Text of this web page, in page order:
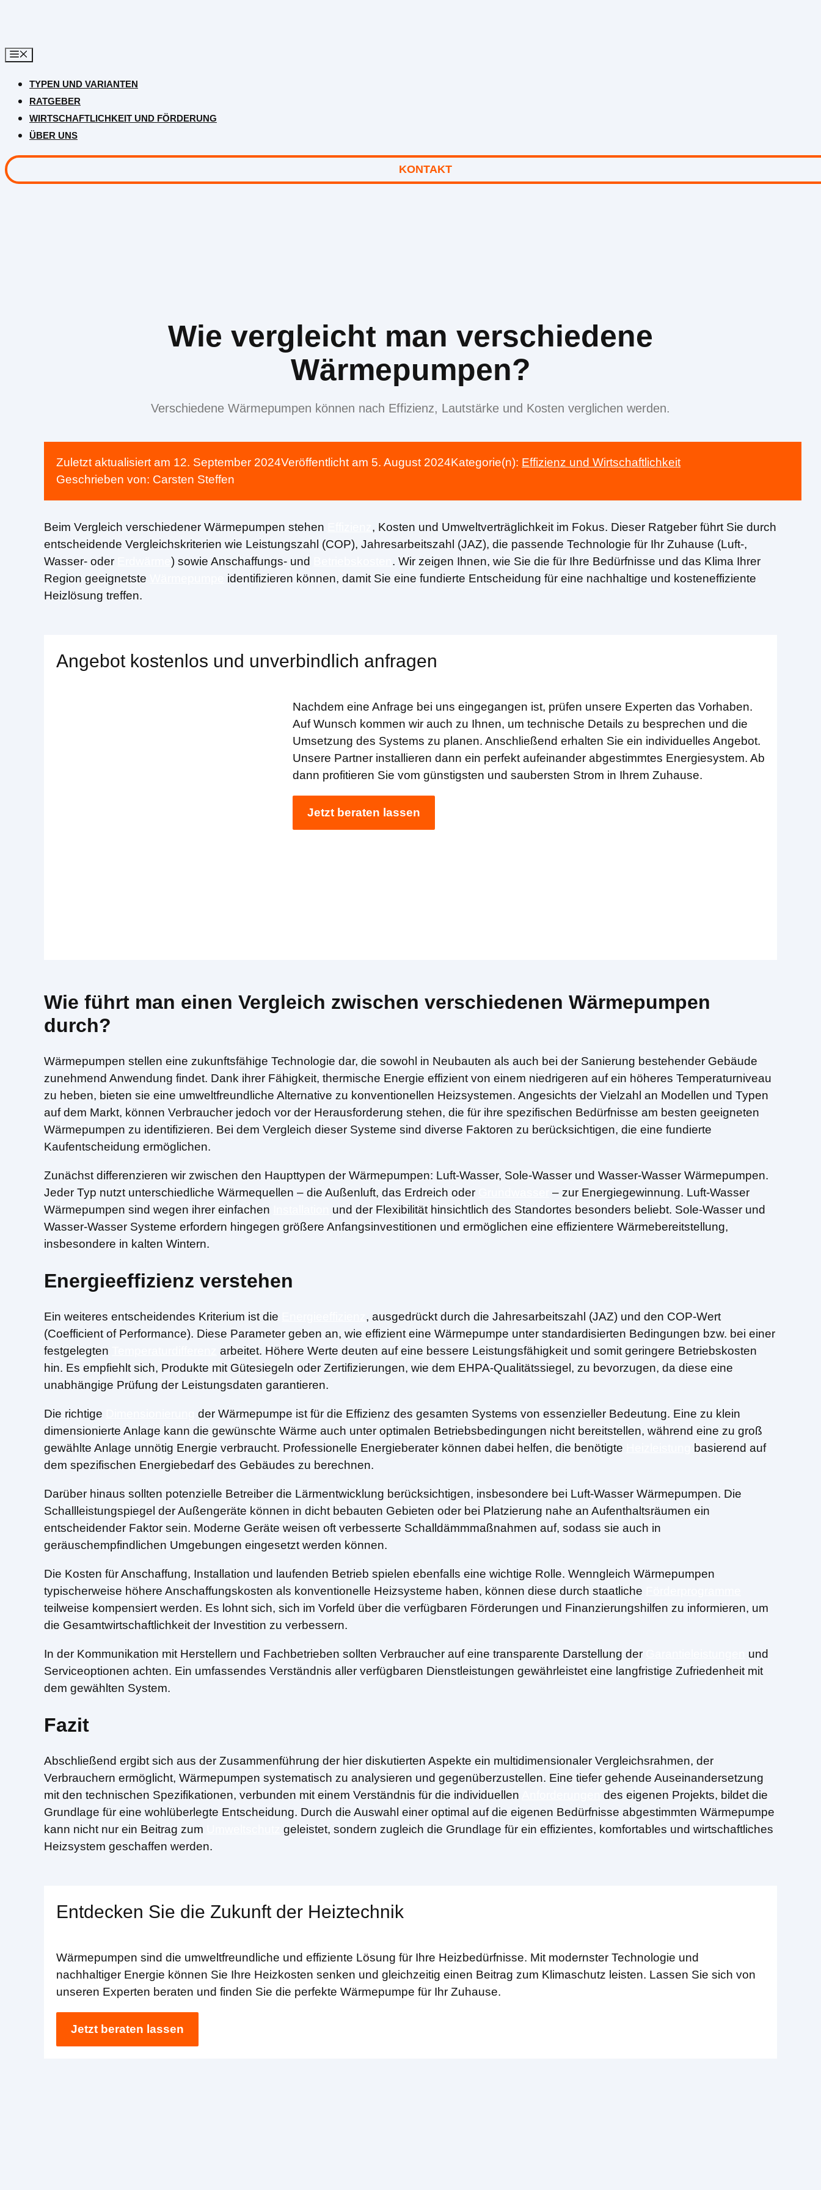
springen
TYPEN UND VARIANTEN
RATGEBER
WIRTSCHAFTLICHKEIT UND FÖRDERUNG
ÜBER UNS
KONTAKT
Wie vergleicht man verschiedene
Wärmepumpen?
Verschiedene Wärmepumpen können nach Effizienz, Lautstärke und Kosten verglichen werden.
Zuletzt aktualisiert am 12. September 2024Veröffentlicht am 5. August 2024Kategorie(n): Effizienz und Wirtschaftlichkeit
Geschrieben von: Carsten Steffen
Beim Vergleich verschiedener Wärmepumpen stehen
, Kosten und Umweltverträglichkeit im Fokus. Dieser Ratgeber führt Sie durch
entscheidende Vergleichskriterien wie Leistungszahl (COP), Jahresarbeitszahl (JAZ), die passende Technologie für Ihr Zuhause (Luft-,
Wasser- oder
) sowie Anschaffungs- und
. Wir zeigen Ihnen, wie Sie die für Ihre Bedürfnisse und das Klima Ihrer
Region geeignetste
identifizieren können, damit Sie eine fundierte Entscheidung für eine nachhaltige und kosteneffiziente
Heizlösung treffen.
Angebot kostenlos und unverbindlich anfragen
Nachdem eine Anfrage bei uns eingegangen ist, prüfen unsere Experten das Vorhaben.
Auf Wunsch kommen wir auch zu Ihnen, um technische Details zu besprechen und die
Umsetzung des Systems zu planen. Anschließend erhalten Sie ein individuelles Angebot.
Unsere Partner installieren dann ein perfekt aufeinander abgestimmtes Energiesystem. Ab
dann profitieren Sie vom günstigsten und saubersten Strom in Ihrem Zuhause.
Jetzt beraten lassen
Wie führt man einen Vergleich zwischen verschiedenen Wärmepumpen
durch?
Wärmepumpen stellen eine zukunftsfähige Technologie dar, die sowohl in Neubauten als auch bei der Sanierung bestehender Gebäude
zunehmend Anwendung findet. Dank ihrer Fähigkeit, thermische Energie effizient von einem niedrigeren auf ein höheres Temperaturniveau
zu heben, bieten sie eine umweltfreundliche Alternative zu konventionellen Heizsystemen. Angesichts der Vielzahl an Modellen und Typen
auf dem Markt, können Verbraucher jedoch vor der Herausforderung stehen, die für ihre spezifischen Bedürfnisse am besten geeigneten
Wärmepumpen zu identifizieren. Bei dem Vergleich dieser Systeme sind diverse Faktoren zu berücksichtigen, die eine fundierte
Kaufentscheidung ermöglichen.
Zunächst differenzieren wir zwischen den Haupttypen der Wärmepumpen: Luft-Wasser, Sole-Wasser und Wasser-Wasser Wärmepumpen.
Jeder Typ nutzt unterschiedliche Wärmequellen – die Außenluft, das Erdreich oder
– zur Energiegewinnung. Luft-Wasser
Wärmepumpen sind wegen ihrer einfachen
und der Flexibilität hinsichtlich des Standortes besonders beliebt. Sole-Wasser und
Wasser-Wasser Systeme erfordern hingegen größere Anfangsinvestitionen und ermöglichen eine effizientere Wärmebereitstellung,
insbesondere in kalten Wintern.
Energieeffizienz verstehen
Ein weiteres entscheidendes Kriterium ist die
, ausgedrückt durch die Jahresarbeitszahl (JAZ) und den COP-Wert
(Coefficient of Performance). Diese Parameter geben an, wie effizient eine Wärmepumpe unter standardisierten Bedingungen bzw. bei einer
festgelegten
arbeitet. Höhere Werte deuten auf eine bessere Leistungsfähigkeit und somit geringere Betriebskosten
hin. Es empfiehlt sich, Produkte mit Gütesiegeln oder Zertifizierungen, wie dem EHPA-Qualitätssiegel, zu bevorzugen, da diese eine
unabhängige Prüfung der Leistungsdaten garantieren.
Die richtige
der Wärmepumpe ist für die Effizienz des gesamten Systems von essenzieller Bedeutung. Eine zu klein
dimensionierte Anlage kann die gewünschte Wärme auch unter optimalen Betriebsbedingungen nicht bereitstellen, während eine zu groß
gewählte Anlage unnötig Energie verbraucht. Professionelle Energieberater können dabei helfen, die benötigte
basierend auf
dem spezifischen Energiebedarf des Gebäudes zu berechnen.
Darüber hinaus sollten potenzielle Betreiber die Lärmentwicklung berücksichtigen, insbesondere bei Luft-Wasser Wärmepumpen. Die
Schallleistungspiegel der Außengeräte können in dicht bebauten Gebieten oder bei Platzierung nahe an Aufenthaltsräumen ein
entscheidender Faktor sein. Moderne Geräte weisen oft verbesserte Schalldämmmaßnahmen auf, sodass sie auch in
geräuschempfindlichen Umgebungen eingesetzt werden können.
Die Kosten für Anschaffung, Installation und laufenden Betrieb spielen ebenfalls eine wichtige Rolle. Wenngleich Wärmepumpen
typischerweise höhere Anschaffungskosten als konventionelle Heizsysteme haben, können diese durch staatliche
teilweise kompensiert werden. Es lohnt sich, sich im Vorfeld über die verfügbaren Förderungen und Finanzierungshilfen zu informieren, um
die Gesamtwirtschaftlichkeit der Investition zu verbessern.
In der Kommunikation mit Herstellern und Fachbetrieben sollten Verbraucher auf eine transparente Darstellung der
und
Serviceoptionen achten. Ein umfassendes Verständnis aller verfügbaren Dienstleistungen gewährleistet eine langfristige Zufriedenheit mit
dem gewählten System.
Fazit
Abschließend ergibt sich aus der Zusammenführung der hier diskutierten Aspekte ein multidimensionaler Vergleichsrahmen, der
Verbrauchern ermöglicht, Wärmepumpen systematisch zu analysieren und gegenüberzustellen. Eine tiefer gehende Auseinandersetzung
mit den technischen Spezifikationen, verbunden mit einem Verständnis für die individuellen
des eigenen Projekts, bildet die
Grundlage für eine wohlüberlegte Entscheidung. Durch die Auswahl einer optimal auf die eigenen Bedürfnisse abgestimmten Wärmepumpe
kann nicht nur ein Beitrag zum
geleistet, sondern zugleich die Grundlage für ein effizientes, komfortables und wirtschaftliches
Heizsystem geschaffen werden.
Entdecken Sie die Zukunft der Heiztechnik
Wärmepumpen sind die umweltfreundliche und effiziente Lösung für Ihre Heizbedürfnisse. Mit modernster Technologie und
nachhaltiger Energie können Sie Ihre Heizkosten senken und gleichzeitig einen Beitrag zum Klimaschutz leisten. Lassen Sie sich von
unseren Experten beraten und finden Sie die perfekte Wärmepumpe für Ihr Zuhause.
Jetzt beraten lassen